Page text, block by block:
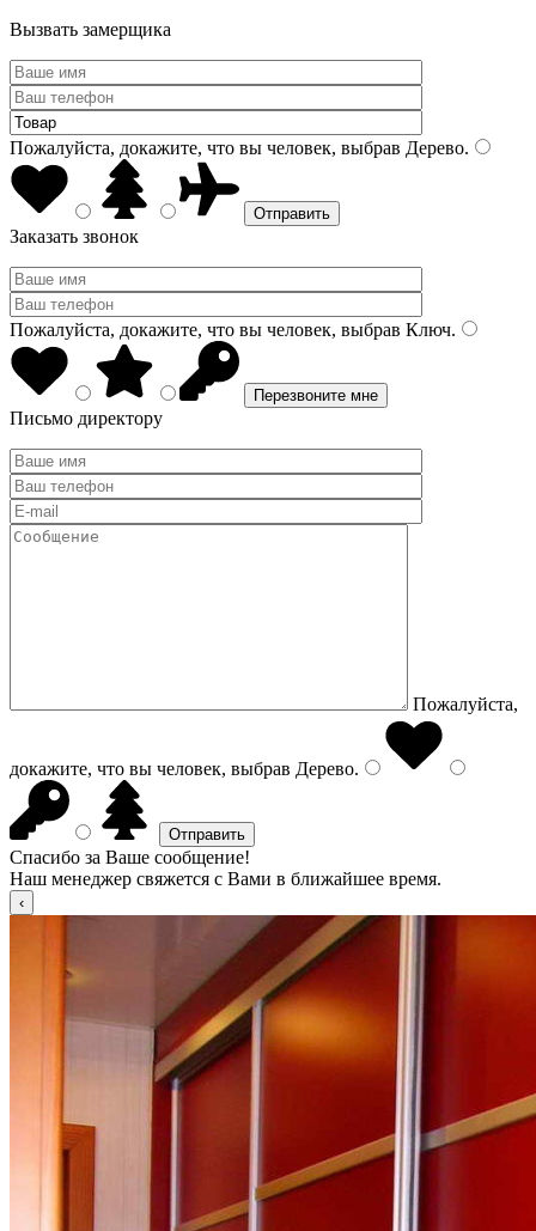
Вызвать замерщика
Пожалуйста, докажите, что вы человек, выбрав Дерево.
Заказать звонок
Пожалуйста, докажите, что вы человек, выбрав Ключ.
Письмо директору
Пожалуйста,
докажите, что вы человек, выбрав Дерево.
Спасибо за Ваше сообщение!
Наш менеджер свяжется с Вами в ближайшее время.